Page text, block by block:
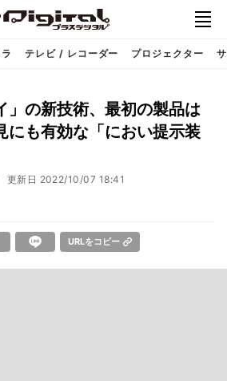
テレビ / レコーダー プロジェクター
」の新技術、最初の製品は
にも有効な「におい提示装
更新日 2022/10/07 18:41
URLをコピー